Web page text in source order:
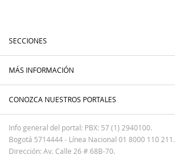
SECCIONES
MÁS INFORMACIÓN
CONOZCA NUESTROS PORTALES
Info general del portal: PBX: 57 (1) 2940100.
Bogotá 5714444 - Línea Nacional 01 8000 110 211.
Dirección: Av. Calle 26 # 68B-70.